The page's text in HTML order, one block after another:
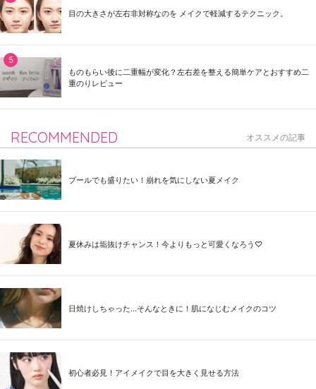
目の大きさが左右非対称なのを メイクで軽減するテクニック。
ものもらい後に二重幅が変化？左右差を整える簡単ケアとおすすめ二
重のりレビュー
RECOMMENDED オススメの記事
プールでも盛りたい！崩れを気にしない夏メイク
夏休みは垢抜けチャンス！今よりもっと可愛くなろう♡
日焼けしちゃった...そんなときに！肌になじむメイクのコツ
初心者必見！アイメイクで目を大きく見せる方法